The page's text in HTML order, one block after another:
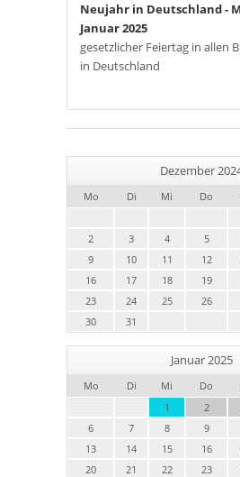
Neujahr in Deutschland-
Januar 2025
gesetzlicher Feiertag in allen
in Deutschland
Dezember
Mo Di Mi Do
2
3 4 5
9
10 11 12
16
17 18 19
23
24 25 26
30
31
Januar 2025
Mo Di Mi Do
1
2
6
7 8 9
13
14 15 16
20
21 22 23